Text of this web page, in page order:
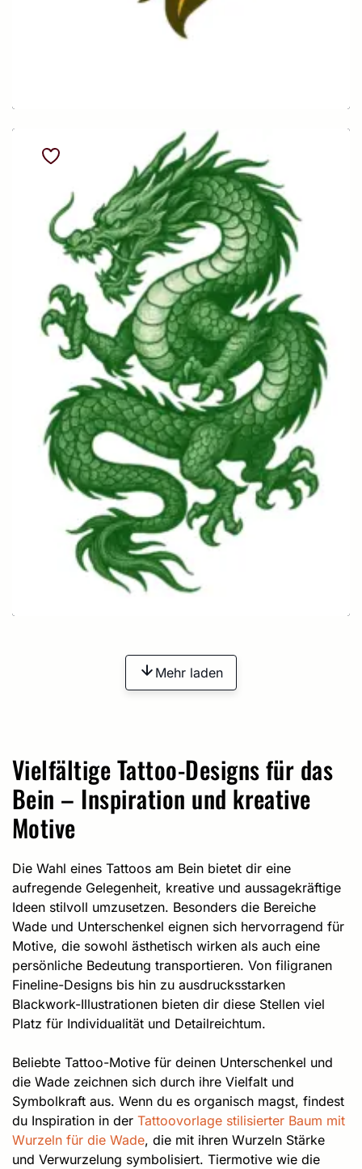
Mehr laden
Vielfältige Tattoo-Designs für das
Bein – Inspiration und kreative
Motive
Die Wahl eines Tattoos am Bein bietet dir eine
aufregende Gelegenheit, kreative und aussagekräftige
Ideen stilvoll umzusetzen. Besonders die Bereiche
Wade und Unterschenkel eignen sich hervorragend für
Motive, die sowohl ästhetisch wirken als auch eine
persönliche Bedeutung transportieren. Von filigranen
Fineline-Designs bis hin zu ausdrucksstarken
Blackwork-Illustrationen bieten dir diese Stellen viel
Platz für Individualität und Detailreichtum.
Beliebte Tattoo-Motive für deinen Unterschenkel und
die Wade zeichnen sich durch ihre Vielfalt und
Symbolkraft aus. Wenn du es organisch magst, findest
du Inspiration in der Tattoovorlage stilisierter Baum mit
Wurzeln für die Wade, die mit ihren Wurzeln Stärke
und Verwurzelung symbolisiert. Tiermotive wie die